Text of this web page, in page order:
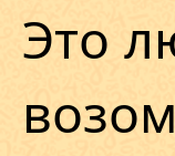
Это